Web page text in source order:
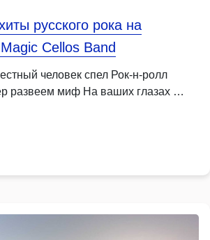
русского рока на
Cellos Band
человек спел Рок-н-ролл
развеем миф На ваших глазах …